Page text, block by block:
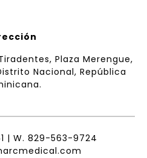
Plaza Merengue,
Nacional, República
| W. 829-563-9724